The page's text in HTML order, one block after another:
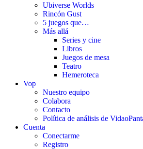
Ubiverse Worlds
Rincón Gust
5 juegos que…
Más allá
Series y cine
Libros
Juegos de mesa
Teatro
Hemeroteca
Vop
Nuestro equipo
Colabora
Contacto
Política de análisis de
Cuenta
Conectarme
Registro